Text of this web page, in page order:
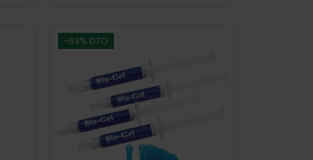
-63% DTO